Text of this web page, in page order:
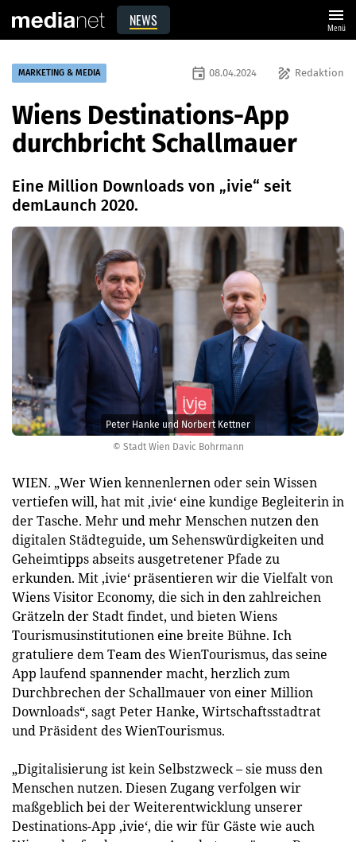
NEWS menu
Menü
© Stadt Wien Davic Bohrmann
Peter Hanke und Norbert Kettner
MARKETING & MEDIA draw Redaktion
event 08.04.2024
Wiens Destinations-App
durchbricht Schallmauer
Eine Million Downloads von „ivie“ seit
demLaunch 2020.
WIEN. „Wer Wien kennenlernen oder sein Wissen
vertiefen will, hat mit ‚ivie‘ eine kundige Begleiterin in
der Tasche. Mehr und mehr Menschen nutzen den
digitalen Städteguide, um Sehenswürdigkeiten und
Geheimtipps abseits ausgetretener Pfade zu
erkunden. Mit ‚ivie‘ präsentieren wir die Vielfalt von
Wiens Visitor Economy, die sich in den zahlreichen
Grätzeln der Stadt findet, und bieten Wiens
Tourismusinstitutionen eine breite Bühne. Ich
gratuliere dem Team des WienTourismus, das seine
App laufend spannender macht, herzlich zum
Durchbrechen der Schallmauer von einer Million
Downloads“, sagt Peter Hanke, Wirtschaftsstadtrat
und Präsident des WienTourismus.
„Digitalisierung ist kein Selbstzweck – sie muss den
Menschen nutzen. Diesen Zugang verfolgen wir
maßgeblich bei der Weiterentwicklung unserer
Destinations-App ‚ivie‘, die wir für Gäste wie auch